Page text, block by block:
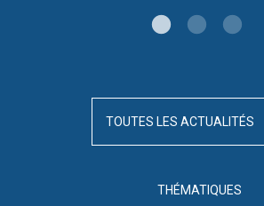
THÉMATIQUES
TOUTES LES ACTUALITÉS